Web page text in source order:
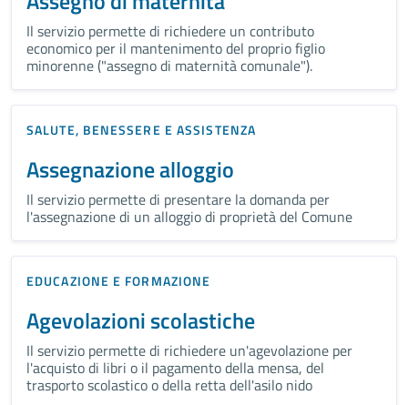
Il servizio permette di richiedere un contributo
economico per il mantenimento del proprio figlio
minorenne ("assegno di maternità comunale").
SALUTE, BENESSERE E ASSISTENZA
Assegnazione alloggio
Il servizio permette di presentare la domanda per
l'assegnazione di un alloggio di proprietà del Comune
EDUCAZIONE E FORMAZIONE
Agevolazioni scolastiche
Il servizio permette di richiedere un'agevolazione per
l'acquisto di libri o il pagamento della mensa, del
trasporto scolastico o della retta dell'asilo nido